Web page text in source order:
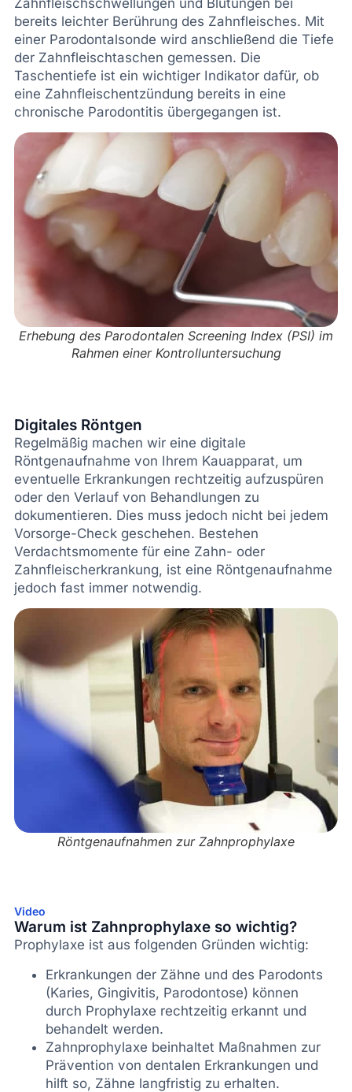
bereits leichter Berührung des Zahnfleisches. Mit
einer Parodontalsonde wird anschließend die Tiefe
der Zahnfleischtaschen gemessen. Die
Taschentiefe ist ein wichtiger Indikator dafür, ob
eine Zahnfleischentzündung bereits in eine
chronische Parodontitis übergegangen ist.
Erhebung des Parodontalen Screening Index (PSI) im
Rahmen einer Kontrolluntersuchung
Digitales Röntgen
Regelmäßig machen wir eine digitale
Röntgenaufnahme von Ihrem Kauapparat, um
eventuelle Erkrankungen rechtzeitig aufzuspüren
oder den Verlauf von Behandlungen zu
dokumentieren. Dies muss jedoch nicht bei jedem
Vorsorge-Check geschehen. Bestehen
Verdachtsmomente für eine Zahn- oder
Zahnfleischerkrankung, ist eine Röntgenaufnahme
jedoch fast immer notwendig.
Röntgenaufnahmen zur Zahnprophylaxe
Video
Warum ist Zahnprophylaxe so wichtig?
Prophylaxe ist aus folgenden Gründen wichtig:
Erkrankungen der Zähne und des Parodonts
(Karies, Gingivitis, Parodontose) können
durch Prophylaxe rechtzeitig erkannt und
behandelt werden.
Zahnprophylaxe beinhaltet Maßnahmen zur
Prävention von dentalen Erkrankungen und
hilft so, Zähne langfristig zu erhalten.